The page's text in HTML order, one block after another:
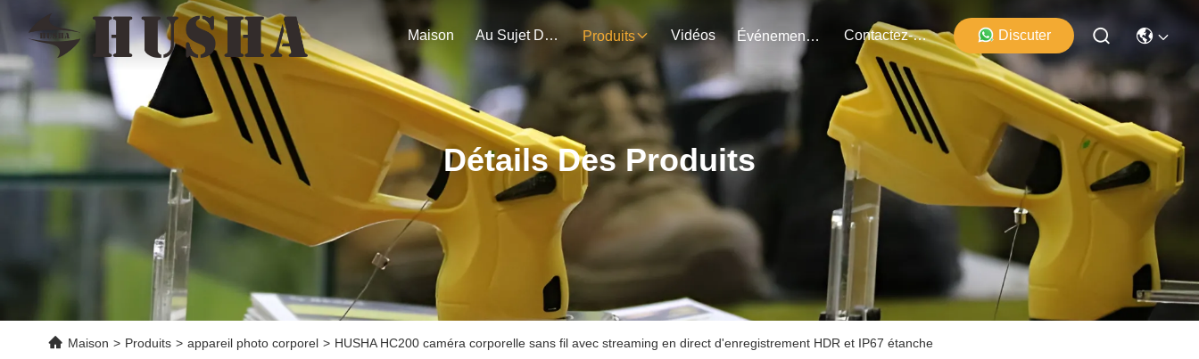
Maison Au Sujet De Nous Produits Vidéos Événements Contactez-Nous Discuter
Détails Des Produits
Maison > Produits > appareil photo corporel > HUSHA HC200 caméra corporelle sans fil avec streaming en direct d'enregistrement HDR et IP67 étanche